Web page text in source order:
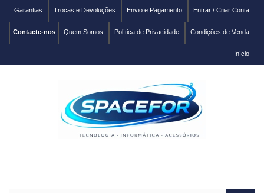
Entrar / Criar Conta
Envio e Pagamento
Trocas e Devoluções
Garantias
Condições de Venda
Política de Privacidade
Quem Somos
Contacte-nos
Início